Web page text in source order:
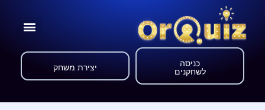
כניסה
לשחקנים יצירת משחק